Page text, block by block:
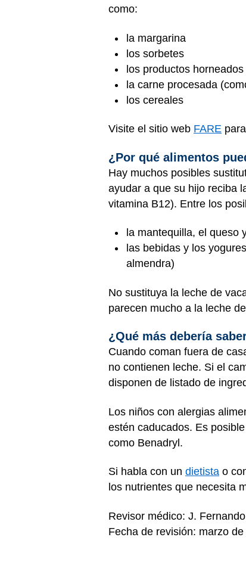
como:
la margarina
los sorbetes
los productos
la carne procesada
los cereales
Visite el sitio web FARE
¿Por qué alimentos
Hay muchos posibles
ayudar a que su hijo reciba
vitamina B12). Entre los
la mantequilla, el queso
las bebidas y los
almendra)
No sustituya la leche de
parecen mucho a la leche
¿Qué más debería
Cuando coman fuera de
no contienen leche. Si el
disponen de listado de
Los niños con alergias
estén caducados. Es
como Benadryl.
Si habla con un dietista o
los nutrientes que necesita
Revisor médico: J.
Fecha de revisión: marzo